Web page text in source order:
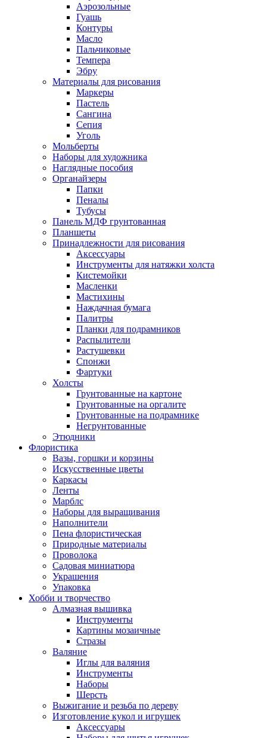
Аэрозольные
Гуашь
Контуры
Масло
Пальчиковые
Темпера
Эбру
Материалы для рисования
Маркеры
Пастель
Сангина
Сепия
Уголь
Мольберты
Наборы для художника
Наглядные пособия
Органайзеры
Папки
Пеналы
Тубусы
Панель МДФ грунтованная
Планшеты
Принадлежности для рисования
Аксессуары
Инструменты для натяжки холста
Кистемойки
Масленки
Мастихины
Наждачная бумага
Палитры
Планки для подрамников
Распылители
Растушевки
Спонжи
Фартуки
Холсты
Грунтованные на картоне
Грунтованные на оргалите
Грунтованные на подрамнике
Негрунтованные
Этюдники
Флористика
Вазы, горшки и корзины
Искусственные цветы
Каркасы
Ленты
Марблс
Наборы для выращивания
Наполнители
Пена флористическая
Природные материалы
Проволока
Садовая миниатюра
Украшения
Упаковка
Хобби и творчество
Алмазная вышивка
Инструменты
Картины мозаичные
Стразы
Валяние
Иглы для валяния
Инструменты
Наборы
Шерсть
Выжигание и резьба по дереву
Изготовление кукол и игрушек
Аксессуары